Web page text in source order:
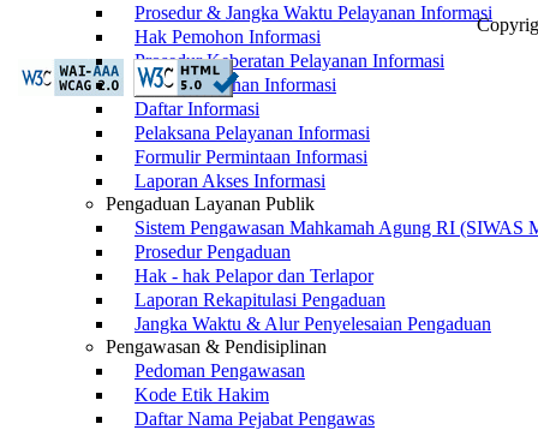
Prosedur & Jangka Waktu Pelayanan Informasi
Hak Pemohon Informasi
Prosedur Keberatan Pelayanan Informasi
Biaya Perolehan Informasi
Daftar Informasi
Pelaksana Pelayanan Informasi
Formulir Permintaan Informasi
Laporan Akses Informasi
Pengaduan Layanan Publik
Sistem Pengawasan Mahkamah Agung RI (SIWAS
Prosedur Pengaduan
Hak - hak Pelapor dan Terlapor
Laporan Rekapitulasi Pengaduan
Jangka Waktu & Alur Penyelesaian Pengaduan
Pengawasan & Pendisiplinan
Pedoman Pengawasan
Kode Etik Hakim
Daftar Nama Pejabat Pengawas